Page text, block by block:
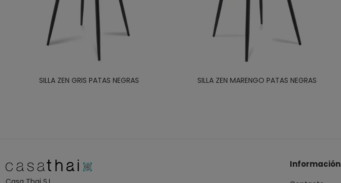
SILLA ZEN GRIS PATAS NEGRAS SILLA ZEN MARENGO PATAS NEGRAS
Información